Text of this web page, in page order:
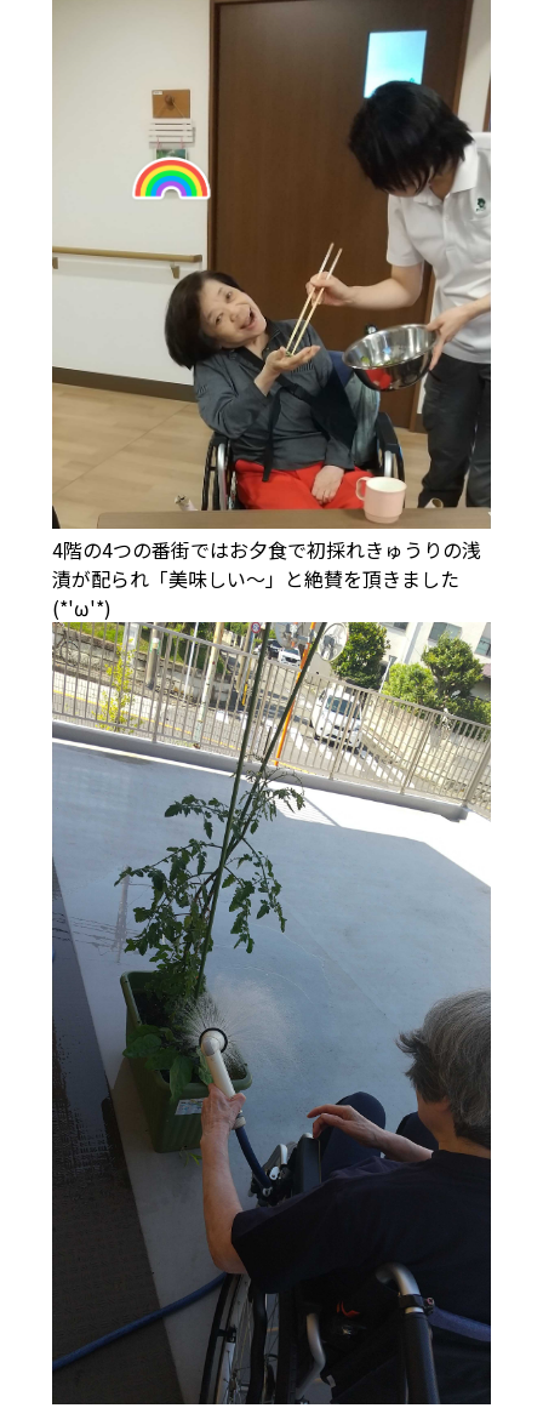
4階の4つの番街ではお夕食で初採れきゅうりの浅
漬が配られ「美味しい～」と絶賛を頂きました
(*'ω'*)